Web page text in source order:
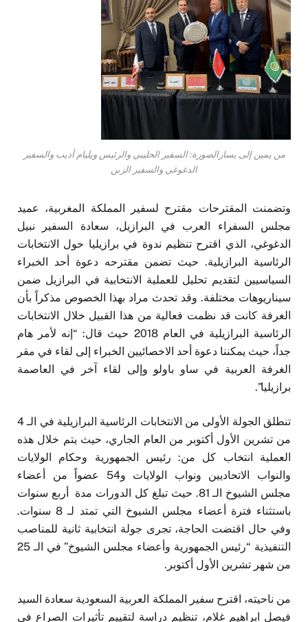
من يمين إلى يسارالصورة: السفير الحليبي والرئيس ويليام أديب والسفير
الدغوغي والسفير الزبن
وتضمنت المقترحات مقترح لسفير المملكة المغربية، عميد
مجلس السفراء العرب في البرازيل، سعادة السفير نبيل
الدغوغي، الذي اقترح تنظيم ندوة في برازيليا حول الانتخابات
الرئاسية البرازيلية. حيث تضمن مقترحه دعوة أحد الخبراء
السياسيين لتقديم تحليل للعملية الانتخابية في البرازيل ضمن
سيناريوهات مختلفة. وقد تحدث مراد بهذا الخصوص مذكراً بأن
الغرفة كانت قد نظمت فعالية من هذا القبيل خلال الانتخابات
الرئاسية البرازيلية في العام 2018 حيث قال: “إنه لأمر هام
جداً، حيث يمكننا دعوة أحد الاخصائيين الخبراء إلى لقاء في مقر
الغرفة العربية في ساو باولو وإلى لقاء آخر في العاصمة
برازيليا”.
تنطلق الجولة الأولى من الانتخابات الرئاسية البرازيلية في الـ 4
من تشرين الأول أكتوبر من العام الجاري، حيث يتم خلال هذه
العملية انتخاب كل من: رئيس الجمهورية وحكام الولايات
والنواب الاتحاديين ونواب الولايات و54 عضواً من أعضاء
مجلس الشيوخ الـ 81. حيث تبلغ كل الدورات مدة أربع سنوات
باستثناء فترة أعضاء مجلس الشيوخ التي تمتد لـ 8 سنوات.
وفي حال اقتضت الحاجة، تجرى جولة انتخابية ثانية للمناصب
التنفيذية “رئيس الجمهورية وأعضاء مجلس الشيوخ” في الـ 25
من شهر تشرين الأول أكتوبر.
من ناحيته، اقترح سفير المملكة العربية السعودية سعادة السيد
فيصل ابراهيم غلام، تنظيم دراسة لتقييم تأثيرات الصراع في